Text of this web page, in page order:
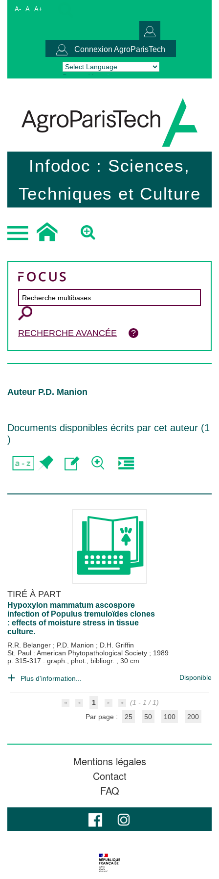
A- A A+
Connexion AgroParisTech
Powered by Translate
Infodoc : Sciences,
Techniques et Culture
RECHERCHE AVANCÉE
Auteur P.D. Manion
Documents disponibles écrits par cet auteur (1
)
TIRÉ À PART
Hypoxylon mammatum ascospore
infection of Populus tremuloïdes clones
: effects of moisture stress in tissue
culture.
R.R. Belanger ; P.D. Manion ; D.H. Griffin
St. Paul : American Phytopathological Society ; 1989
p. 315-317 : graph., phot., bibliogr. ; 30 cm
Plus d'information... Disponible
1
(1 - 1 / 1)
Par page :
25 50 100 200
Mentions légales
Contact
FAQ